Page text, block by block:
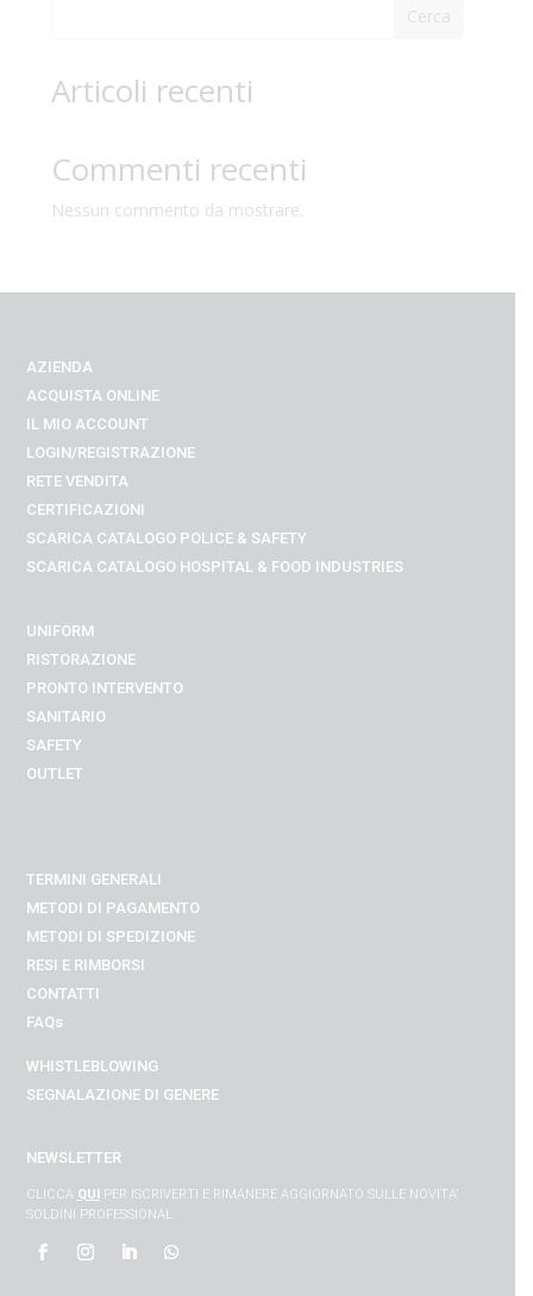
Cerca
Articoli recenti
Commenti recenti
Nessun commento da mostrare.
AZIENDA
ACQUISTA ONLINE
IL MIO ACCOUNT
LOGIN/REGISTRAZIONE
RETE VENDITA
CERTIFICAZIONI
SCARICA CATALOGO POLICE & SAFETY
SCARICA CATALOGO HOSPITAL & FOOD INDUSTRIES
UNIFORM
RISTORAZIONE
PRONTO INTERVENTO
SANITARIO
SAFETY
OUTLET
TERMINI GENERALI
METODI DI PAGAMENTO
METODI DI SPEDIZIONE
RESI E RIMBORSI
CONTATTI
FAQs
WHISTLEBLOWING
SEGNALAZIONE DI GENERE
NEWSLETTER
CLICCA QUIPER ISCRIVERTI E RIMANERE AGGIORNATO SULLE NOVITA’
SOLDINI PROFESSIONAL